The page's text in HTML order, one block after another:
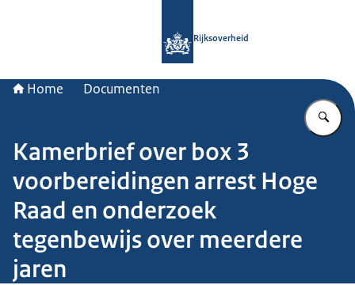
Rijksoverheid
Home Documenten
Kamerbrief over box 3
voorbereidingen arrest Hoge
Raad en onderzoek
tegenbewijs over meerdere
jaren